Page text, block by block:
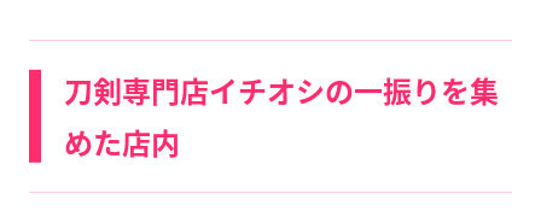
刀剣専門店イチオシの一振りを集
めた店内